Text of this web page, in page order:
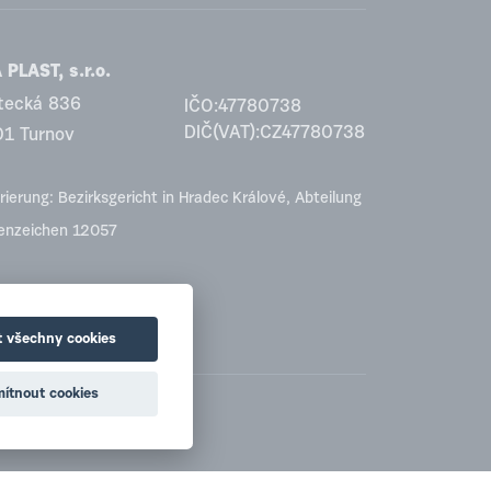
PLAST, s.r.o.
836
Turnov
IČO:47780738
DIČ(VAT):CZ47780738
Bezirksgericht in Hradec Králové, Abteilung
12057
všechny cookies
cookies